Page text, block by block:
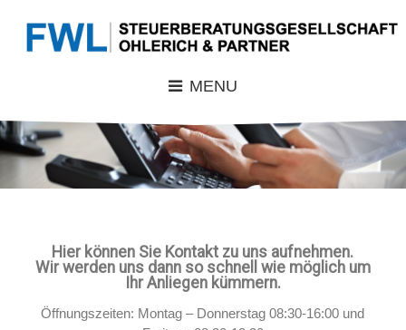
MENU
Hier können Sie Kontakt zu uns aufnehmen.
Wir werden uns dann so schnell wie möglich um
Ihr Anliegen kümmern.
Öffnungszeiten: Montag – Donnerstag 08:30-16:00 und